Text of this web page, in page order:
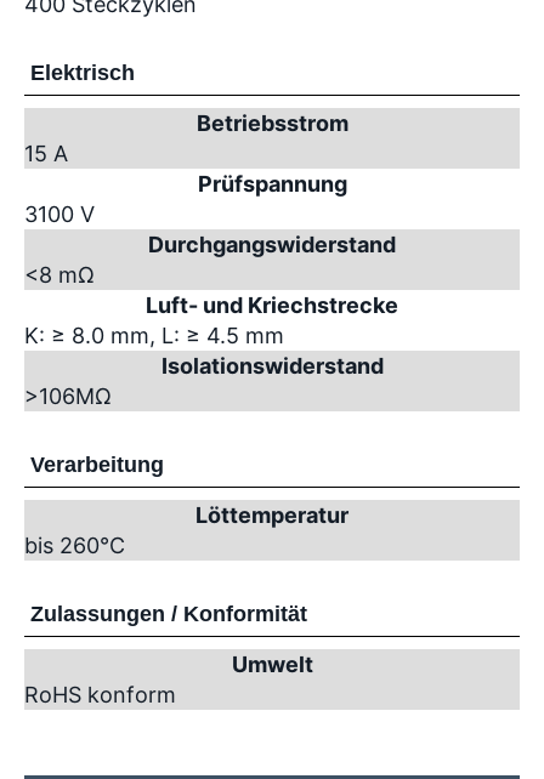
Elektrisch
Betriebsstrom
15 A
Prüfspannung
3100 V
Durchgangswiderstand
<8 mΩ
Luft- und Kriechstrecke
K: ≥ 8.0 mm, L: ≥ 4.5 mm
Isolationswiderstand
>106MΩ
Verarbeitung
Löttemperatur
bis 260°C
Zulassungen / Konformität
Umwelt
RoHS konform